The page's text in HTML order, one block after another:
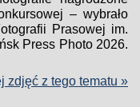
– wybrało
Prasowej im.
Press Photo 2026.
zdjęć z tego tematu »